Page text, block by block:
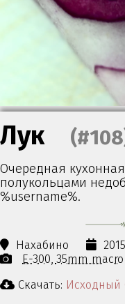
Лук
Очередная
полукольцами
%username%.
Нахабино
E-300 35mm macro
Скачать: Исходный